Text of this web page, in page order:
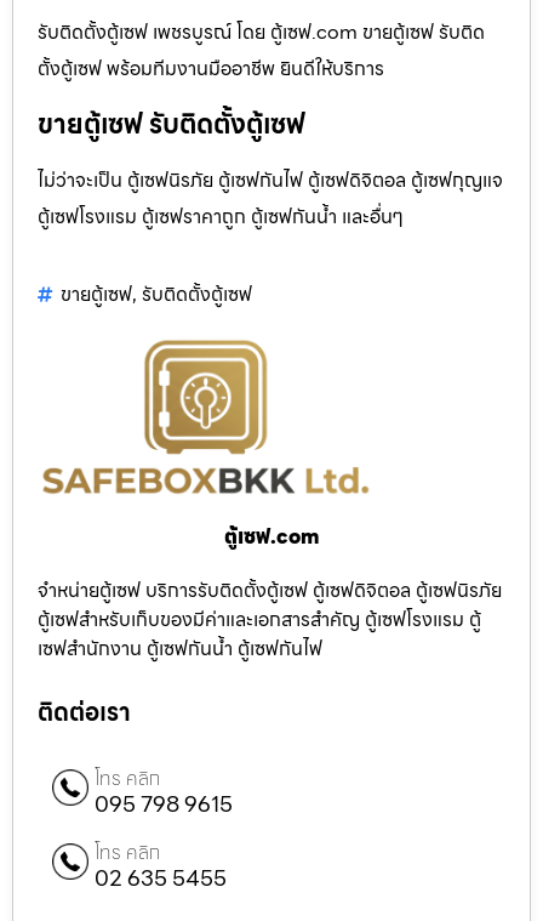
รับติดตั้งตู้เซฟ เพชรบูรณ์ โดย ตู้เซฟ.com ขายตู้เซฟ รับติด
ตั้งตู้เซฟ พร้อมทีมงานมืออาชีพ ยินดีให้บริการ
ขายตู้เซฟ รับติดตั้งตู้เซฟ
ไม่ว่าจะเป็น ตู้เซฟนิรภัย ตู้เซฟกันไฟ ตู้เซฟดิจิตอล ตู้เซฟกุญแจ
ตู้เซฟโรงแรม ตู้เซฟราคาถูก ตู้เซฟกันน้ำ และอื่นๆ
ขายตู้เซฟ, รับติดตั้งตู้เซฟ
ตู้เซฟ.com
จำหน่ายตู้เซฟ บริการรับติดตั้งตู้เซฟ ตู้เซฟดิจิตอล ตู้เซฟนิรภัย
ตู้เซฟสำหรับเก็บของมีค่าและเอกสารสำคัญ ตู้เซฟโรงแรม ตู้
เซฟสำนักงาน ตู้เซฟกันน้ำ ตู้เซฟกันไฟ
ติดต่อเรา
โทร คลิก
095 798 9615
โทร คลิก
02 635 5455